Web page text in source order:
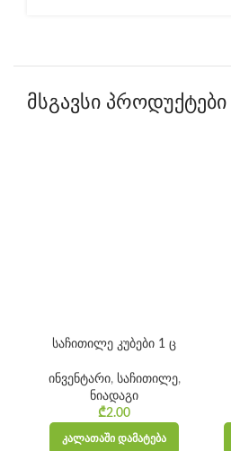
მსგავსი პროდუქტები
საჩითილე კუბები 1 ც
ინვენტარი, საჩითილე,
ნიადაგი
₾2.00
ᲙᲐᲚᲐᲗᲐᲨᲘ ᲓᲐᲛᲐᲢᲔᲑᲐ